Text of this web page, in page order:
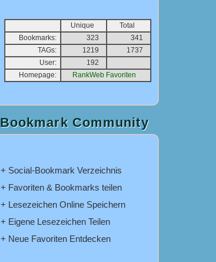
Unique
Total
Bookmarks:
323
341
TAGs:
1219
1737
User:
192
Homepage:
RankWeb Favoriten
Bookmark Community
+ Social-Bookmark Verzeichnis
+ Favoriten & Bookmarks teilen
+ Lesezeichen Online Speichern
+ Eigene Lesezeichen Teilen
+ Neue Favoriten Entdecken